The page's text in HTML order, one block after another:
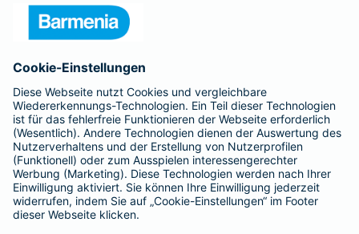
Affiliate-Partner werden
Barmenia ist Teil der BarmeniaGothaer
BELIEBTE SEITEN
Kranken-Zusatzversicherung
Tierversicherungen
Haftpflichtversicherung
Hausratversicherung